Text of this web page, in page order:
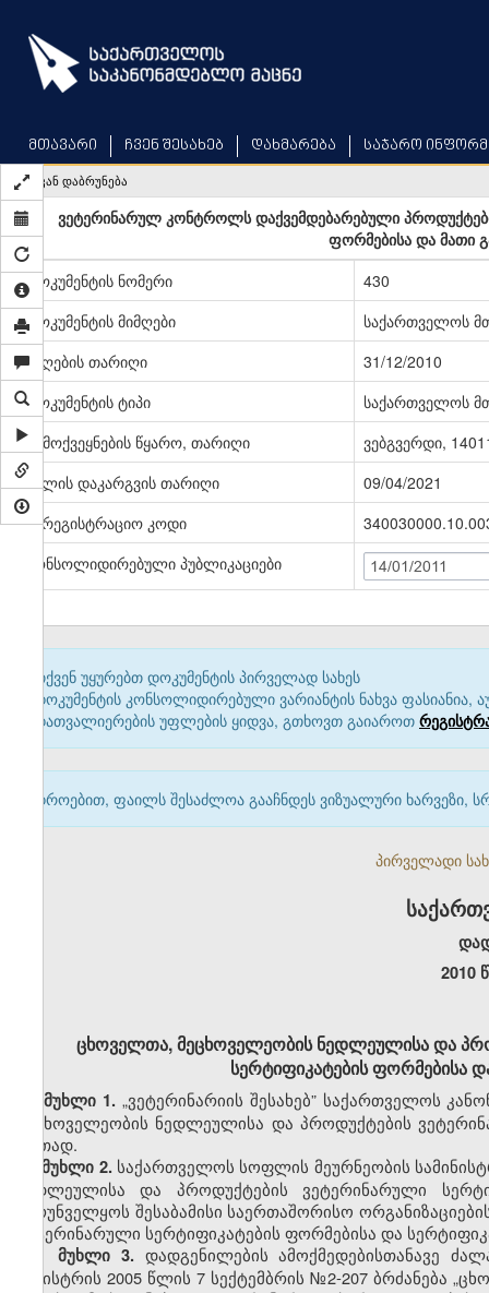
main
content
მთავარი ჩვენ შესახებ დახმარება საჯარო
უკან დაბრუნება
ვეტერინარულ კონტროლს დაქვემდებარებული
ფორმებისა და მათი
დოკუმენტის ნომერი
430
დოკუმენტის მიმღები
საქართველოს
მიღების თარიღი
31/12/2010
დოკუმენტის ტიპი
საქართველოს
გამოქვეყნების წყარო, თარიღი
ვებგვერდი,
ძალის დაკარგვის თარიღი
09/04/2021
სარეგისტრაციო კოდი
კონსოლიდირებული პუბლიკაციები
14/01/2011
თქვენ უყურებთ დოკუმენტის პირველად სახეს
დოკუმენტის კონსოლიდირებული ვარიანტის ნახვა ფასიანია,
დათვალიერების უფლების ყიდვა, გთხოვთ გაიაროთ
დროებით, ფაილს შესაძლოა გააჩნდეს ვიზუალური ხარვეზი,
პირველადი
2010
ცხოველთა, მეცხოველეობის ნედლეულისა და
სერტიფიკატების ფორმებისა
მუხლი 1. „ვეტერინარიის შესახებ” საქართველოს
მეცხოველეობის ნედლეულისა და პროდუქტების
ერთად.
მუხლი 2. საქართველოს სოფლის მეურნეობის
ნედლეულისა და პროდუქტების ვეტერინარული
უზრუნველყოს შესაბამისი საერთაშორისო
ვეტერინარული სერტიფიკატების ფორმებისა და
მუხლი 3. დადგენილების ამოქმედებისთანავე
მინისტრის 2005 წლის 7 სექტემბრის №2-207 ბრძანება